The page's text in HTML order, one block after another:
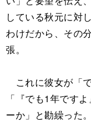
している秋元に対
わけだから、その
張。
これに彼女が「
「『でも1年です
ーか」と勘繰った